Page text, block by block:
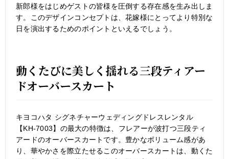
新郎様をはじめゲストの皆様を圧倒する存在感を生み出しま
す。このデザインコンセプトは、花嫁様にとってより特別な
日を演出するためのポイントといえるでしょう。
動くたびに美しく揺れる三段ティアー
ドオーバースカート
キヨコハタ シグネチャーウェディングドレスレンタル
【KH-7003】の最大の特徴は、フレアーが波打つ三段ティ
アードのオーバースカートです。豊かなボリューム感があ
り、華やかさを際立たせるこのオーバースカートは、動くた